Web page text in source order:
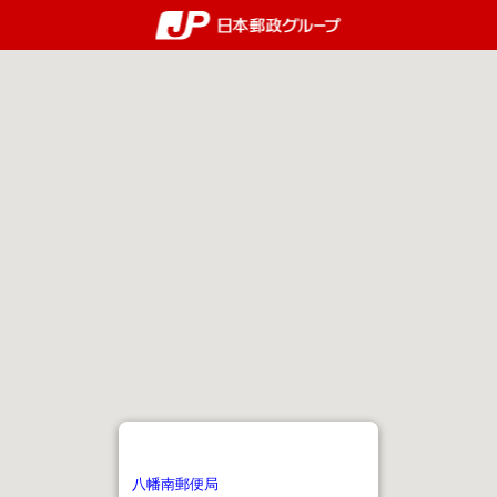
郵便局・日本郵政グループ
八幡南郵便局